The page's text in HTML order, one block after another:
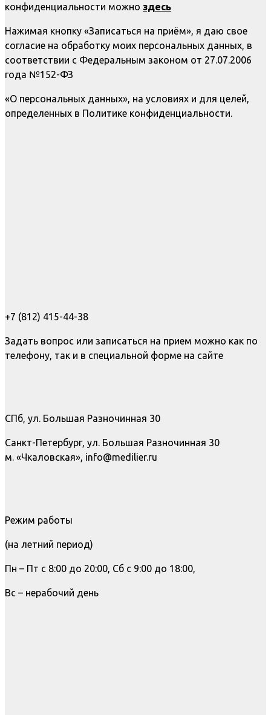
конфиденциальности можно здесь
Нажимая кнопку «Записаться на приём», я даю свое
согласие на обработку моих персональных данных, в
соответствии с Федеральным законом от 27.07.2006
года №152-ФЗ
«О персональных данных», на условиях и для целей,
определенных в Политике конфиденциальности.
+7 (812) 415-44-38
Задать вопрос или записаться на прием можно как по
телефону, так и в специальной форме на сайте
СПб, ул. Большая Разночинная 30
Санкт-Петербург, ул. Большая Разночинная 30
м. «Чкаловская», info@medilier.ru
Режим работы
(на летний период)
Пн – Пт с 8:00 до 20:00, Сб с 9:00 до 18:00,
Вс – нерабочий день